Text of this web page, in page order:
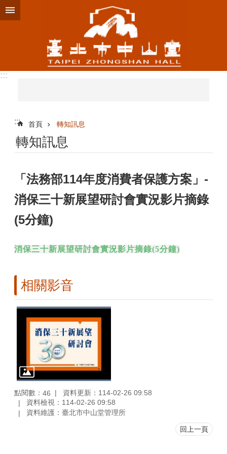
跳到主要內容區塊
:::
::: 首頁 轉知訊息
轉知訊息
「法務部114年度消費者保護方案」-
消保三十新展望研討會實況影片摘錄
(5分鐘)
消保三十新展望研討會實況影片摘錄(5分鐘)
相關影音
點閱數： 46
資料更新：114-02-26 09:58
資料檢視：114-02-26 09:58
資料維護：臺北市中山堂管理所
回上一頁